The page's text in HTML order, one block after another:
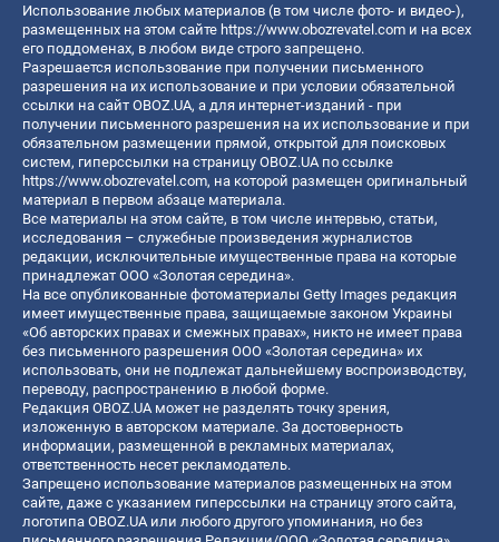
Использование любых материалов (в том числе фото- и видео-),
размещенных на этом сайте https://www.obozrevatel.com и на всех
его поддоменах, в любом виде строго запрещено.
Разрешается использование при получении письменного
разрешения на их использование и при условии обязательной
ссылки на сайт OBOZ.UA, а для интернет-изданий - при
получении письменного разрешения на их использование и при
обязательном размещении прямой, открытой для поисковых
систем, гиперссылки на страницу OBOZ.UA по ссылке
https://www.obozrevatel.com, на которой размещен оригинальный
материал в первом абзаце материала.
Все материалы на этом сайте, в том числе интервью, статьи,
исследования – служебные произведения журналистов
редакции, исключительные имущественные права на которые
принадлежат ООО «Золотая середина».
На все опубликованные фотоматериалы Getty Images редакция
имеет имущественные права, защищаемые законом Украины
«Об авторских правах и смежных правах», никто не имеет права
без письменного разрешения ООО «Золотая середина» их
использовать, они не подлежат дальнейшему воспроизводству,
переводу, распространению в любой форме.
Редакция OBOZ.UA может не разделять точку зрения,
изложенную в авторском материале. За достоверность
информации, размещенной в рекламных материалах,
ответственность несет рекламодатель.
Запрещено использование материалов размещенных на этом
сайте, даже с указанием гиперссылки на страницу этого сайта,
логотипа OBOZ.UA или любого другого упоминания, но без